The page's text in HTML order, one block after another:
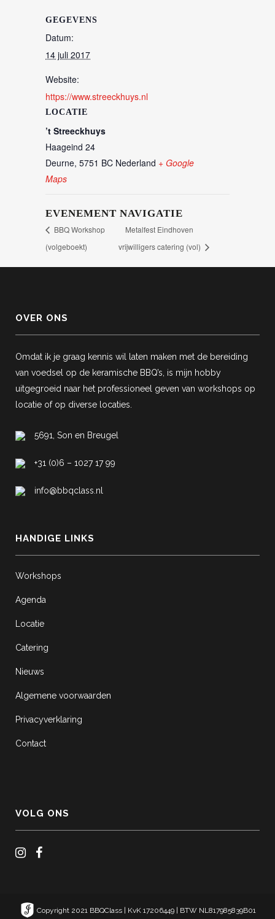
GEGEVENS
Datum:
14 juli 2017
Website:
https://www.streeckhuys.nl
LOCATIE
’t Streeckhuys
Haageind 24
Deurne, 5751 BC Nederland + Google
Maps
EVENEMENT NAVIGATIE
BBQ Workshop
(volgeboekt)
Metalfest Eindhoven
vrijwilligers catering (vol)
OVER ONS
Omdat ik je graag kennis wil laten maken met de bereiding
van voedsel op de keramische BBQ’s, is mijn hobby
uitgegroeid naar het professioneel geven van workshops op
locatie of op diverse locaties.
5691, Son en Breugel
+31 (0)6 – 1027 17 99
info@bbqclass.nl
HANDIGE LINKS
Workshops
Agenda
Locatie
Catering
Nieuws
Algemene voorwaarden
Privacyverklaring
Contact
VOLG ONS
Copyright 2021 BBQClass | KvK 17206449 | BTW NL817985839B01